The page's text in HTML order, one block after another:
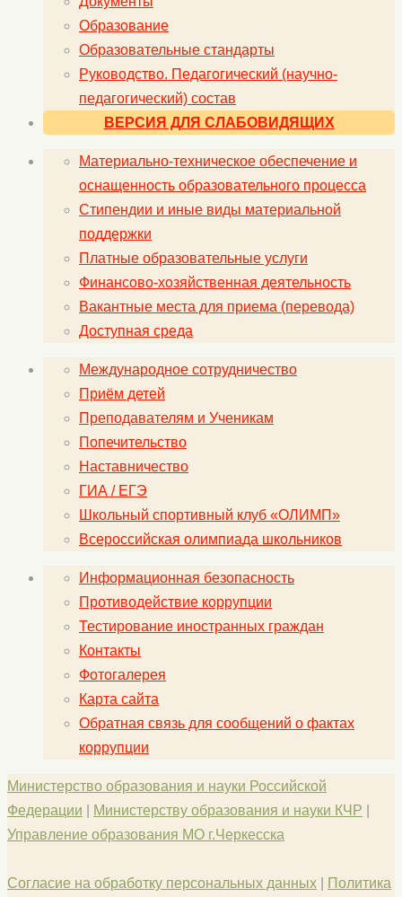
Образование
Образовательные стандарты
Руководство. Педагогический (научно-
педагогический) состав
ВЕРСИЯ ДЛЯ СЛАБОВИДЯЩИХ
Материально-техническое обеспечение и
оснащенность образовательного процесса
Стипендии и иные виды материальной
поддержки
Платные образовательные услуги
Финансово-хозяйственная деятельность
Вакантные места для приема (перевода)
Доступная среда
Международное сотрудничество
Приём детей
Преподавателям и Ученикам
Попечительство
Наставничество
ГИА / ЕГЭ
Школьный спортивный клуб «ОЛИМП»
Всероссийская олимпиада школьников
Информационная безопасность
Противодействие коррупции
Тестирование иностранных граждан
Контакты
Фотогалерея
Карта сайта
Обратная связь для сообщений о фактах
коррупции
Министерство образования и науки Российской
Федерации
Министерству образования и науки КЧР
Управление образования МО г.Черкесска
Согласие на обработку персональных данных Политика